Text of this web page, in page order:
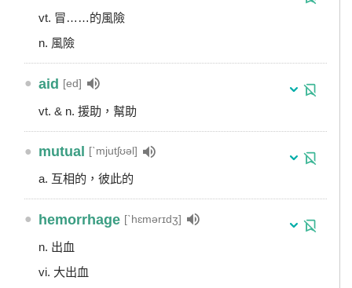
vt. 冒……的風險
n. 風險
● aid [ed]
vt. & n. 援助，幫助
● mutual [ˋmjutʃʊəl]
a. 互相的，彼此的
● hemorrhage [ˋhɛmərɪdʒ]
n. 出血
vi. 大出血